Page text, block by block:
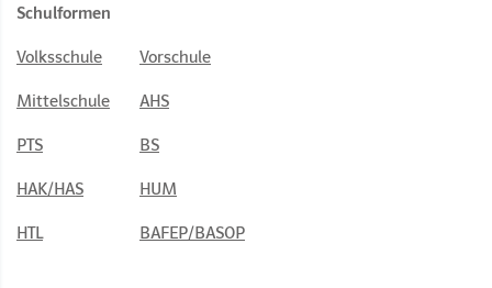
Schulformen
Volksschule Vorschule
Mittelschule AHS
PTS BS
HAK/HAS HUM
HTL BAFEP/BASOP